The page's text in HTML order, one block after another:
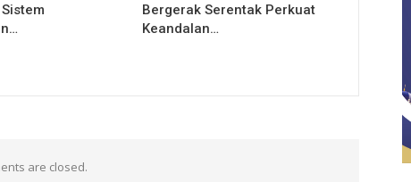
Bergerak Serentak Perkuat
Keandalan…
are closed.